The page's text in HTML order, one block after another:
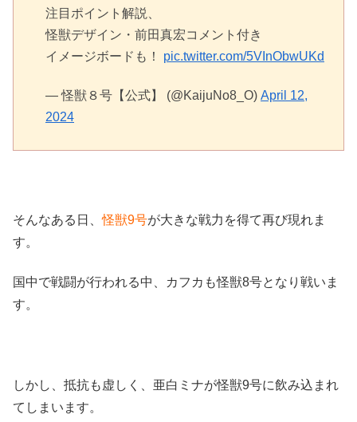
注目ポイント解説、
怪獣デザイン・前田真宏コメント付き
イメージボードも！ pic.twitter.com/5VInObwUKd
— 怪獣８号【公式】 (@KaijuNo8_O) April 12,
2024
そんなある日、怪獣9号が大きな戦力を得て再び現れま
す。
国中で戦闘が行われる中、カフカも怪獣8号となり戦いま
す。
しかし、抵抗も虚しく、亜白ミナが怪獣9号に飲み込まれ
てしまいます。